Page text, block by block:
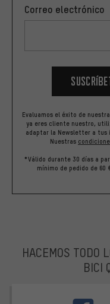
Correo electrónico
Evaluamos el éxito de
ya eres cliente nuestro,
adaptar la Newsletter a tus
Nuestras
*Válido durante 30 días a
mínimo de pedido de 60
HACEMOS TODO
BICI